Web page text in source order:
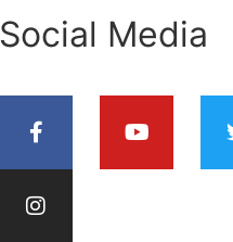
Social Media